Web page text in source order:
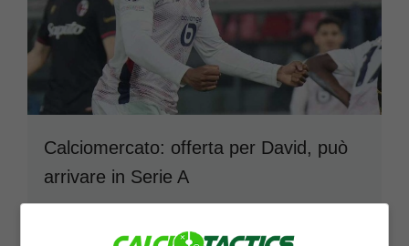
Calciomercato: offerta per David, può
arrivare in Serie A
11 Aprile 2025